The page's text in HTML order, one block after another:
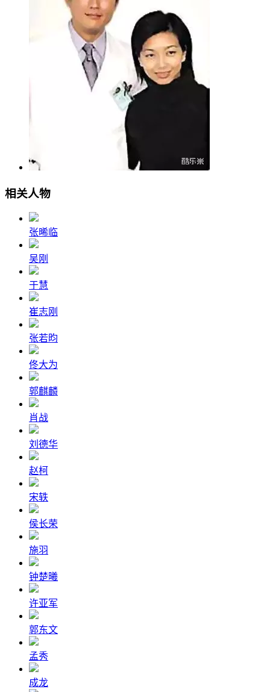
相关人物
张晞临
吴刚
于慧
崔志刚
张若昀
佟大为
郭麒麟
肖战
刘德华
赵柯
宋轶
侯长荣
施羽
钟楚曦
许亚军
郭东文
孟秀
成龙